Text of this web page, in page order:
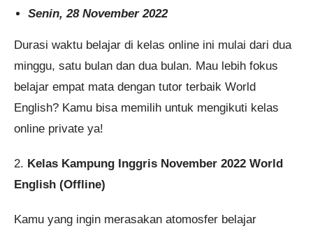
Senin, 28 November 2022
Durasi waktu belajar di kelas online ini mulai dari dua
minggu, satu bulan dan dua bulan. Mau lebih fokus
belajar empat mata dengan tutor terbaik World
English? Kamu bisa memilih untuk mengikuti kelas
online private ya!
2. Kelas Kampung Inggris November 2022 World
English (Offline)
Kamu yang ingin merasakan atomosfer belajar